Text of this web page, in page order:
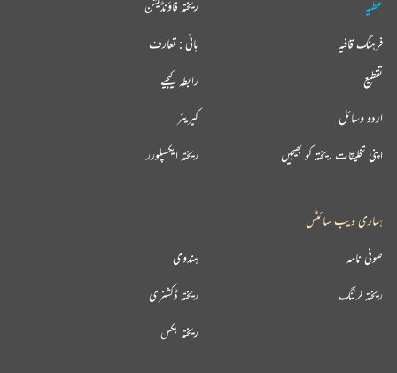
عطیہ
فرہنگ قافیہ
تقطیع
اردو وسائل
اپنی تخلیقات ریختہ کو بھیجیں
ریختہ فاؤنڈیشن
بانی : تعارف
رابطہ کیجیے
کیریئر
ریختہ ایکسپلورر
ہماری ویب سائٹس
ہندوی صوفی نامہ
ریختہ ڈکشنری ریختہ لرننگ
ریختہ بکس